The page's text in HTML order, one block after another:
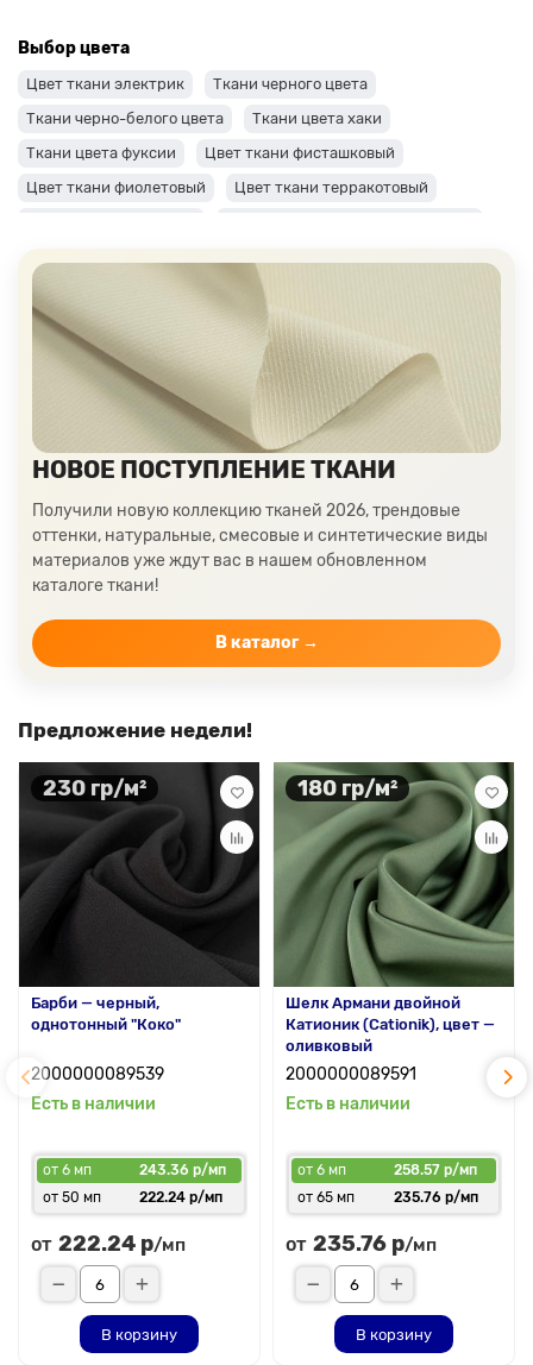
Выбор цвета
Цвет ткани электрик
Ткани черного цвета
Ткани черно-белого цвета
Ткани цвета хаки
Ткани цвета фуксии
Цвет ткани фисташковый
Цвет ткани фиолетовый
Цвет ткани терракотовый
Цвет ткани салатовый
Цвет ткани розовый
Ткани цвета пудра
Ткани персикового цвета
Ткани оранжевого цвета
Ткани оливкового цвета
Цвет ткани мятный
Ткани цвета айвори, молочные оттенки
Ткани лимонного цвета
Ткани красного цвета разных оттенков
Изумрудный цвет ткани
Ткани зеленого цвета
Ткани желтого цвета
Ткани цвета индиго
Цвет ткани бежевый
НОВОЕ ПОСТУПЛЕНИЕ ТКАНИ
Получили новую коллекцию тканей 2026, трендовые
оттенки, натуральные, смесовые и синтетические виды
материалов уже ждут вас в нашем обновленном
каталоге ткани!
В каталог →
Предложение недели!
230 гр/м²
Барби — черный,
однотонный "Коко"
2000000089539
Есть в наличии
от 6 мп
243.36 р/мп
от 50 мп
222.24 р/мп
от 222.24 р/мп
В корзину
180 гр/м²
Шелк Армани двойной
Катионик (Cationik), цвет —
оливковый
2000000089591
Есть в наличии
от 6 мп
258.57 р/мп
от 65 мп
235.76 р/мп
от 235.76 р/мп
В корзину